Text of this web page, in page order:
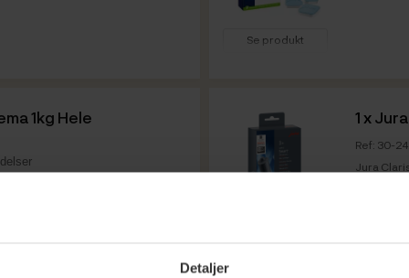
Detaljer
Se produkt
1kg Hele
04.03.2026
1 x
Ref: 30-
Jura